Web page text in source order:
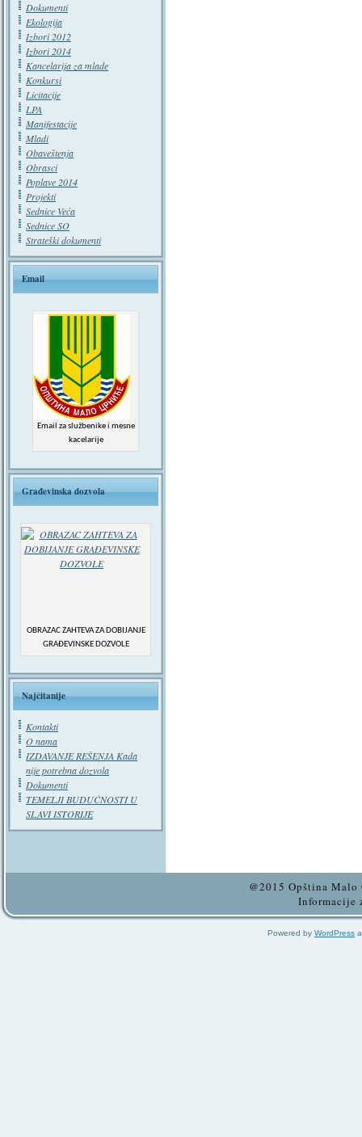
Dokumenti
Ekologija
Izbori 2012
Izbori 2014
Kancelarija za mlade
Konkursi
Licitacije
LPA
Manifestacije
Mladi
Obaveštenja
Obrasci
Poplave 2014
Projekti
Sednice Veća
Sednice SO
Strateški dokumenti
Email
Email za službenike i mesne
kacelarije
Građevinska dozvola
OBRAZAC ZAHTEVA ZA DOBIJANJE
GRAĐEVINSKE DOZVOLE
Najčitanije
Kontakti
O nama
IZDAVANJE REŠENJA Kada
nije potrebna dozvola
Dokumenti
TEMELJI BUDUĆNOSTI U
SLAVI ISTORIJE
@2015 Opština
Informacije
Powered by WordPress